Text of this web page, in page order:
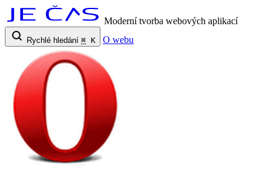
Moderní tvorba webových aplikací
Rychlé hledání ⌘ K O webu